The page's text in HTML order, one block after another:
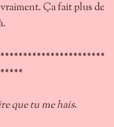
Ça fait plus de
que tu me hais.